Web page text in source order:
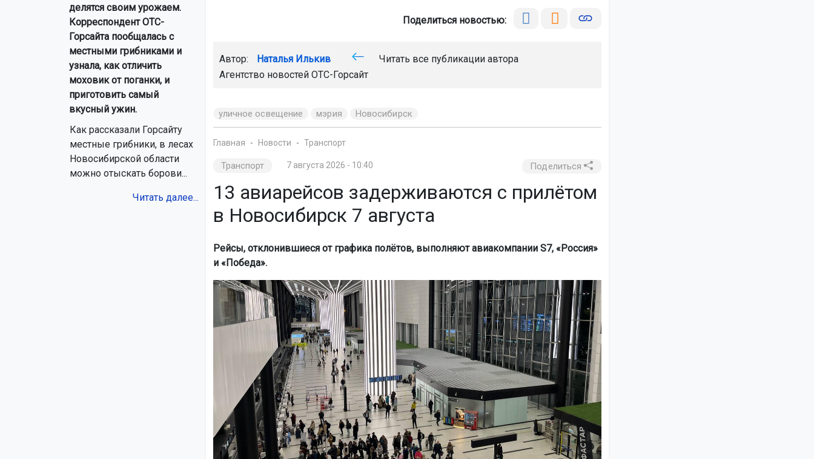
делятся своим урожаем.
Корреспондент ОТС-
Горсайта пообщалась с
местными грибниками и
узнала, как отличить
моховик от поганки, и
приготовить самый
вкусный ужин.
Как рассказали Горсайту
местные грибники, в лесах
Новосибирской области
можно отыскать борови...
Читать далее...
Поделиться новостью:
Автор: Наталья Илькив
Читать все публикации автора
Агентство новостей ОТС-Горсайт
уличное освещение мэрия Новосибирск
Главная Новости Транспорт
Транспорт 7 августа 2026 - 10:40 Поделиться
13 авиарейсов задерживаются с прилётом
в Новосибирск 7 августа
Рейсы, отклонившиеся от графика полётов, выполняют авиакомпании S7, «Россия»
и «Победа».